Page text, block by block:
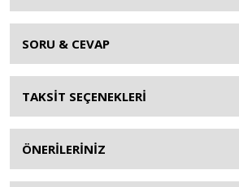
SORU & CEVAP
TAKSİT SEÇENEKLERİ
ÖNERİLERİNİZ